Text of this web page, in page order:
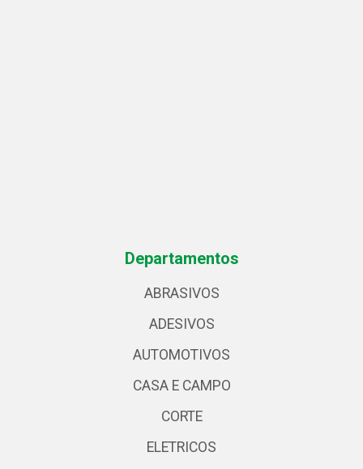
Departamentos
ABRASIVOS
ADESIVOS
AUTOMOTIVOS
CASA E CAMPO
CORTE
ELETRICOS